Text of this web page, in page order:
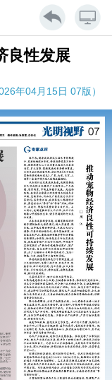
良性发展
年04月15日 07版）